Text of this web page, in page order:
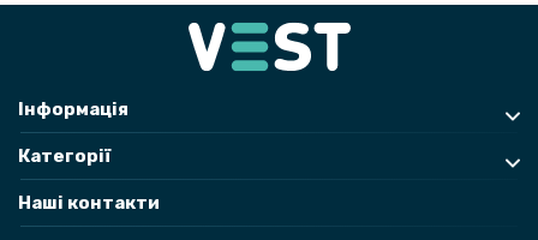
Інформація
Категорії
Наші контакти